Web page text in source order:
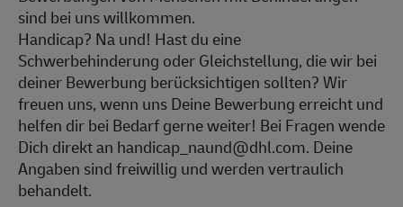
sind bei uns willkommen.
Handicap? Na und! Hast du eine
Schwerbehinderung oder Gleichstellung, die wir bei
deiner Bewerbung berücksichtigen sollten? Wir
freuen uns, wenn uns Deine Bewerbung erreicht und
helfen dir bei Bedarf gerne weiter! Bei Fragen wende
Dich direkt an handicap_naund@dhl.com. Deine
Angaben sind freiwillig und werden vertraulich
behandelt.